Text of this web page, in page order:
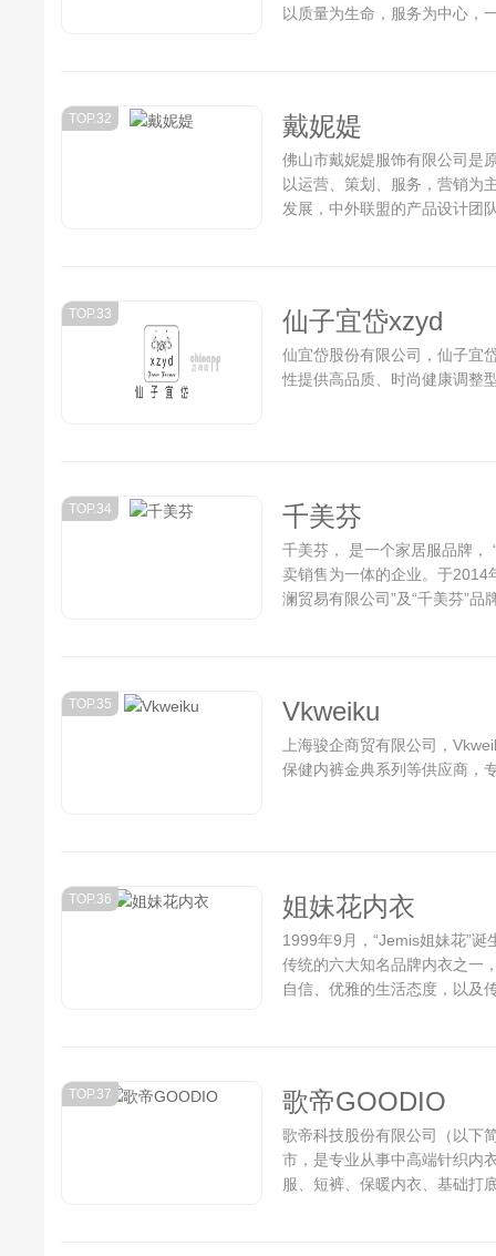
以质量为生命，服务为中心，
TOP.32 戴妮媞
佛山市戴妮媞服饰有限公司是
以运营、策划、服务，营销为
发展，中外联盟的产品设计团
TOP.33 仙子宜岱xzyd
仙宜岱股份有限公司，仙子宜
性提供高品质、时尚健康调整
TOP.34 千美芬
千美芬， 是一个家居服品牌，
卖销售为一体的企业。于2014
澜贸易有限公司”及“千美芬”品
TOP.35 Vkweiku
上海骏企商贸有限公司，
保健内裤金典系列等供应商，
TOP.36 姐妹花内衣
1999年9月，“Jemis姐妹花”
传统的六大知名品牌内衣之一
自信、优雅的生活态度，以及
TOP.37 歌帝GOODIO
歌帝科技股份有限公司（以下
市，是专业从事中高端针织内
服、短裤、保暖内衣、基础打